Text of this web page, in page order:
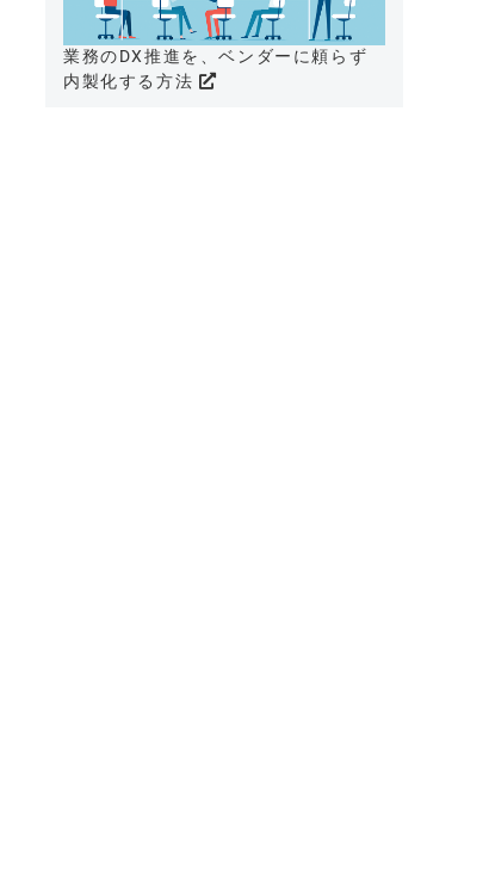
業務のDX推進を、ベンダーに頼らず
内製化する方法